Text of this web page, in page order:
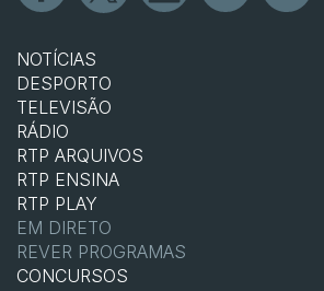
NOTÍCIAS
DESPORTO
TELEVISÃO
RÁDIO
RTP ARQUIVOS
RTP ENSINA
RTP PLAY
EM DIRETO
REVER PROGRAMAS
CONCURSOS